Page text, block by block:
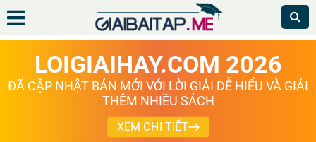
LOIGIAIHAY.COM 2026
ĐÃ CẬP NHẬT BẢN MỚI VỚI LỜI GIẢI DỄ HIỂU VÀ GIẢI
THÊM NHIỀU SÁCH
XEM CHI TIẾT